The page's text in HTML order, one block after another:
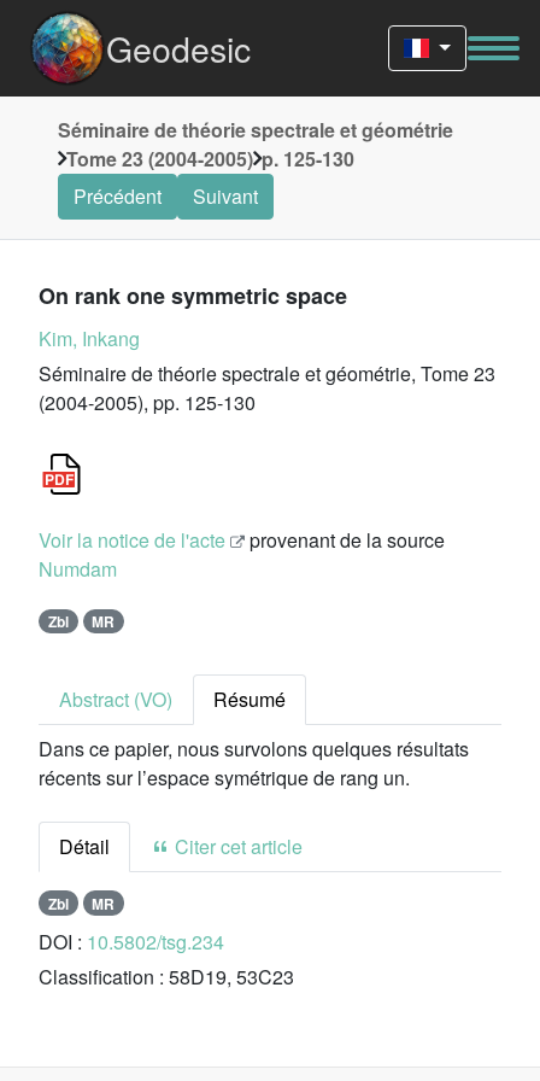
Geodesic
Séminaire de théorie spectrale et géométrie
Tome 23 (2004-2005) p. 125-130
Précédent
Suivant
On rank one symmetric space
Kim, Inkang
Séminaire de théorie spectrale et géométrie, Tome 23
(2004-2005), pp. 125-130
Voir la notice de l'acte
provenant de la source
Numdam
Zbl MR
Abstract (VO)
Résumé
Dans ce papier, nous survolons quelques résultats
récents sur l’espace symétrique de rang un.
Détail Citer cet article
Zbl MR
DOI : 10.5802/tsg.234
Classification : 58D19, 53C23